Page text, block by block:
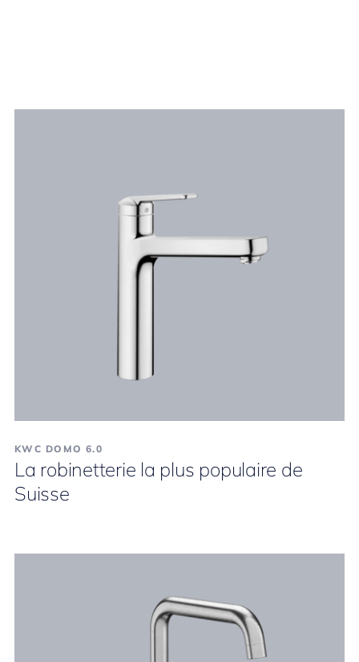
KWC DOMO 6.0
La robinetterie la plus populaire de
Suisse